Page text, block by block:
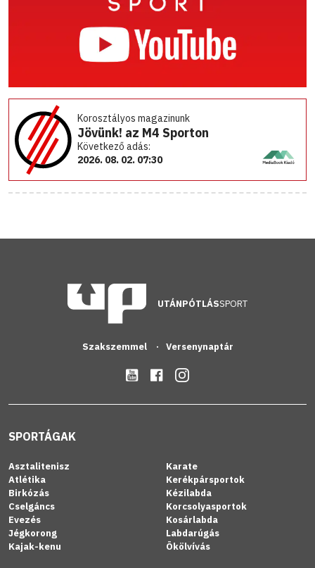
Korosztályos magazinunk
Jövünk! az M4 Sporton
Következő adás:
2026. 08. 02. 07:30
UTÁNPÓTLÁSSPORT
Szakszemmel Versenynaptár
SPORTÁGAK
Asztalitenisz
Atlétika
Birkózás
Cselgáncs
Evezés
Jégkorong
Kajak-kenu
Karate
Kerékpársportok
Kézilabda
Korcsolyasportok
Kosárlabda
Labdarúgás
Ökölvívás